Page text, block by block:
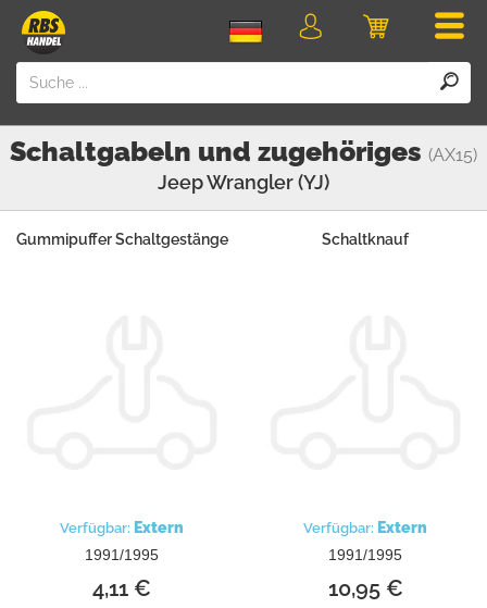
Login
Schaltgabeln und zugehöriges (AX15)
JeepWrangler (YJ)
Gummipuffer Schaltgestänge
Verfügbar: Extern
1991/1995
4,11 €
Schaltknauf
Verfügbar: Extern
1991/1995
10,95 €